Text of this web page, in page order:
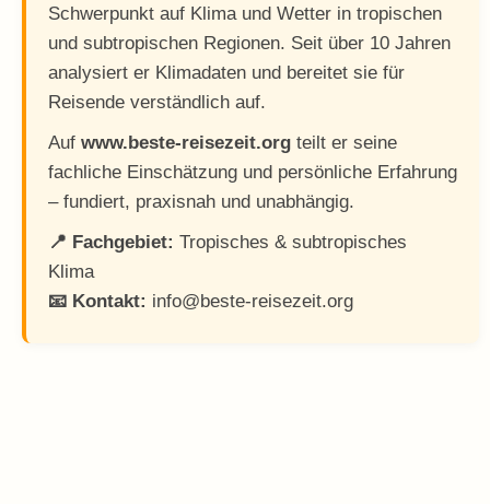
Schwerpunkt auf Klima und Wetter in tropischen
und subtropischen Regionen. Seit über 10 Jahren
analysiert er Klimadaten und bereitet sie für
Reisende verständlich auf.
Auf www.beste-reisezeit.org teilt er seine
fachliche Einschätzung und persönliche Erfahrung
– fundiert, praxisnah und unabhängig.
📍 Fachgebiet: Tropisches & subtropisches
Klima
📧 Kontakt: info@beste-reisezeit.org